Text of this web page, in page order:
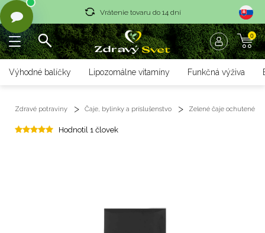
Vrátenie tovaru do 14 dní
Rýchle dodanie <36 hod
Rýchle dodanie <36 hod
0
Výhodné balíčky Lipozomálne vitamíny Funkčná výživa
Zdravé potraviny Čaje, bylinky a príslušenstvo Zelené čaje ochutené
Hodnotil 1 človek